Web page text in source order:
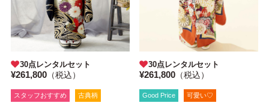
30点レンタルセット
¥261,800（税込）
スタッフおすすめ 古典柄
30点レンタルセット
¥261,800 （税込）
Good Price 可愛い♡